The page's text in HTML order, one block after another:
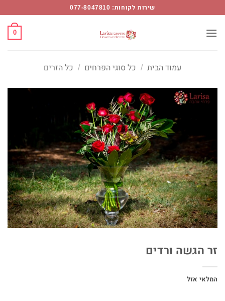
content
שירות לקוחות: 077-8047810
0
עמוד הבית / כל סוגי הפרחים / כל הזרים
זר הגשה ורדים
המלאי אזל